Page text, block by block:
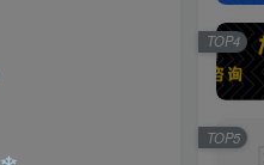
TOP4
TOP5